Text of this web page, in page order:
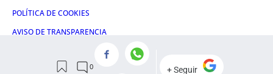
POLÍTICA DE COOKIES
AVISO DE TRANSPARENCIA